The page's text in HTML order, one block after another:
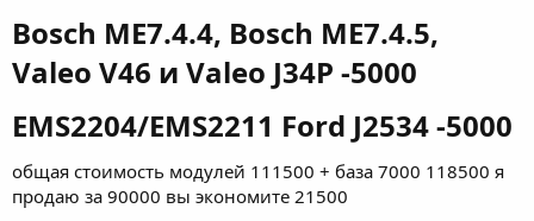
Bosch ME7.4.4, Bosch ME7.4.5,
Valeo V46 и Valeo J34P -5000​
EMS2204/EMS2211 Ford J2534 -5000​
общая стоимость модулей 111500 + база 7000 118500 я
продаю за 90000 вы экономите 21500